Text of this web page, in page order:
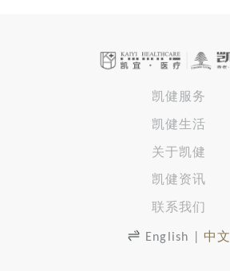
凯健服务
凯健生活
关于凯健
凯健资讯
联系我们
English 中文